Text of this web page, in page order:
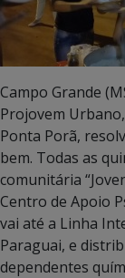
Campo Grande
Projovem
Ponta Porã,
bem. Todas as
comunitária
Centro de Apoio
vai até a Linha
Paraguai, e
dependentes